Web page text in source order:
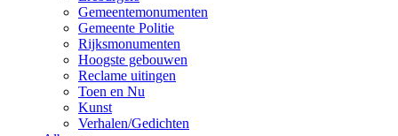
Gemeentemonumenten
Gemeente Politie
Rijksmonumenten
Hoogste gebouwen
Reclame uitingen
Toen en Nu
Kunst
Verhalen/Gedichten